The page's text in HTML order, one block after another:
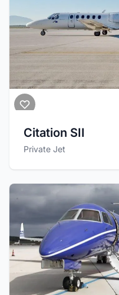
Citation SII
Private Jet